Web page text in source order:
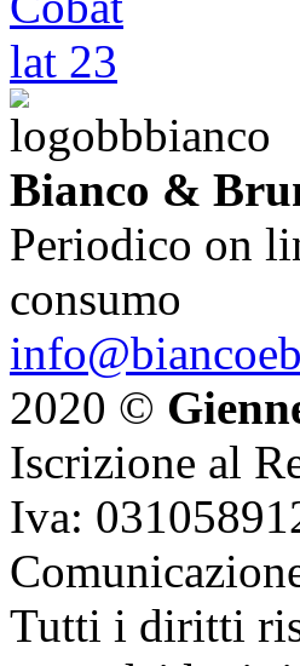
Bianco &
Periodico on
consumo
2020 ©
Iscrizione al
Iva:
Tutti i diritti